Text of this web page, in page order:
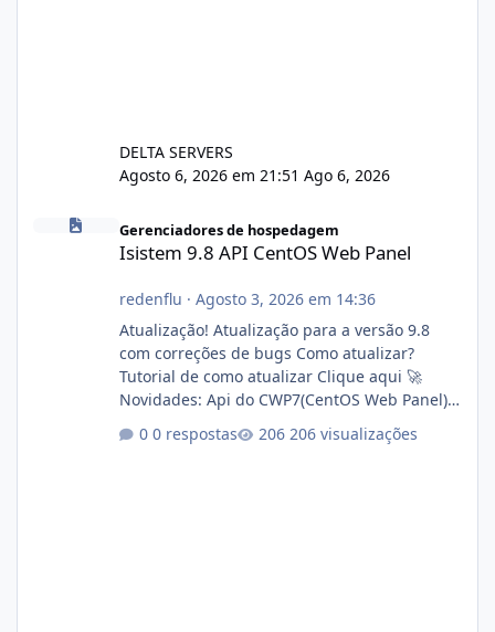
DELTA SERVERS
Agosto 6, 2026 em 21:51 Ago 6, 2026
Gerenciadores de hospedagem
Isistem 9.8 API CentOS Web Panel
redenflu · Agosto 3, 2026 em 14:36
Atualização! Atualização para a versão 9.8
com correções de bugs Como atualizar?
Tutorial de como atualizar Clique aqui 🚀
Novidades: Api do CWP7(CentOS Web Panel)
autorizado a usasr o isistem:
0 respostas 206 visualizações